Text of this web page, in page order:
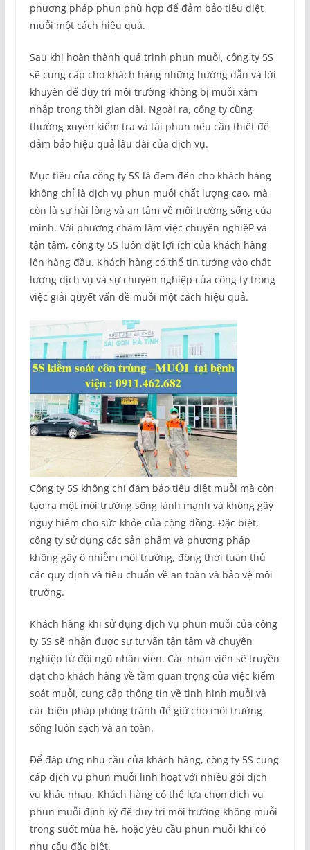
phương pháp phun phù hợp để đảm bảo tiêu diệt
muỗi một cách hiệu quả.
Sau khi hoàn thành quá trình phun muỗi, công ty 5S
sẽ cung cấp cho khách hàng những hướng dẫn và lời
khuyên để duy trì môi trường không bị muỗi xâm
nhập trong thời gian dài. Ngoài ra, công ty cũng
thường xuyên kiểm tra và tái phun nếu cần thiết để
đảm bảo hiệu quả lâu dài của dịch vụ.
Mục tiêu của công ty 5S là đem đến cho khách hàng
không chỉ là dịch vụ phun muỗi chất lượng cao, mà
còn là sự hài lòng và an tâm về môi trường sống của
mình. Với phương châm làm việc chuyên nghiệP và
tận tâm, công ty 5S luôn đặt lợi ích của khách hàng
lên hàng đầu. Khách hàng có thể tin tưởng vào chất
lượng dịch vụ và sự chuyên nghiệp của công ty trong
việc giải quyết vấn đề muỗi một cách hiệu quả.
Công ty 5S không chỉ đảm bảo tiêu diệt muỗi mà còn
tạo ra một môi trường sống lành mạnh và không gây
nguy hiểm cho sức khỏe của cộng đồng. Đặc biệt,
công ty sử dụng các sản phẩm và phương pháp
không gây ô nhiễm môi trường, đồng thời tuân thủ
các quy định và tiêu chuẩn về an toàn và bảo vệ môi
trường.
Khách hàng khi sử dụng dịch vụ phun muỗi của công
ty 5S sẽ nhận được sự tư vấn tận tâm và chuyên
nghiệp từ đội ngũ nhân viên. Các nhân viên sẽ truyền
đạt cho khách hàng về tầm quan trọng của việc kiểm
soát muỗi, cung cấp thông tin về tình hình muỗi và
các biện pháp phòng tránh để giữ cho môi trường
sống luôn sạch và an toàn.
Để đáp ứng nhu cầu của khách hàng, công ty 5S cung
cấp dịch vụ phun muỗi linh hoạt với nhiều gói dịch
vụ khác nhau. Khách hàng có thể lựa chọn dịch vụ
phun muỗi định kỳ để duy trì môi trường không muỗi
trong suốt mùa hè, hoặc yêu cầu phun muỗi khi có
nhu cầu đặc biệt.